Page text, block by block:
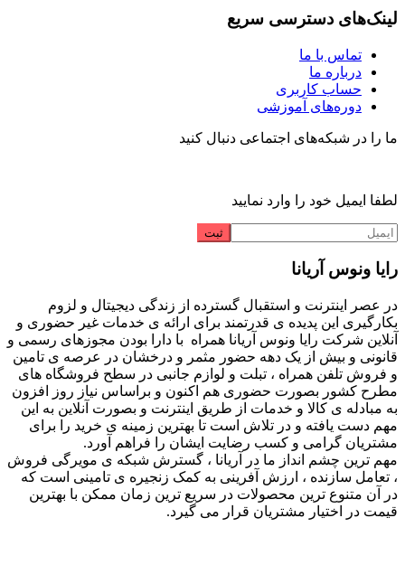
لینک‌های دسترسی سریع
تماس با ما
درباره ما
حساب کاربری
دوره‌های آموزشی
ما را در شبکه‌های اجتماعی دنبال کنید
لطفا ایمیل خود را وارد نمایید
رایا ونوس آریانا
در عصر اینترنت و استقبال گسترده از زندگی دیجیتال و لزوم
بکارگیری این پدیده ی قدرتمند برای ارائه ی خدمات غیر حضوری و
آنلاین شرکت رایا ونوس آریانا همراه با دارا بودن مجوزهای رسمی و
قانونی و بیش از یک دهه حضور مثمر و درخشان در عرصه ی تامین
و فروش تلفن همراه ، تبلت و لوازم جانبی در سطح فروشگاه های
مطرح کشور بصورت حضوری هم اکنون و براساس نیاز روز افزون
به مبادله ی کالا و خدمات از طریق اینترنت و بصورت آنلاین به این
مهم دست یافته و در تلاش است تا بهترین زمینه ی خرید را برای
مشتریان گرامی و کسب رضایت ایشان را فراهم آورد.
مهم ترین چشم انداز ما در آریانا ، گسترش شبکه ی مویرگی فروش
، تعامل سازنده ، ارزش آفرینی به کمک زنجیره ی تامینی است که
در آن متنوع ترین محصولات در سریع ترین زمان ممکن با بهترین
قیمت در اختیار مشتریان قرار می گیرد.